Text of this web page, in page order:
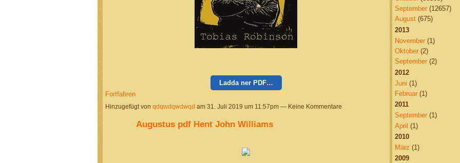
Ladda ner PDF…
Fortfahren
Hinzugefügt von qdqwdqwdwqd am 31. Juli 2019 um 11:57pm — Keine Kommentare
Augustus pdf Hent John Williams
September(12657)
August(675)
2013
November(1)
Oktober(2)
September(2)
2012
Juni (1)
Februar(1)
2011
September(1)
April (1)
2010
März (1)
2009